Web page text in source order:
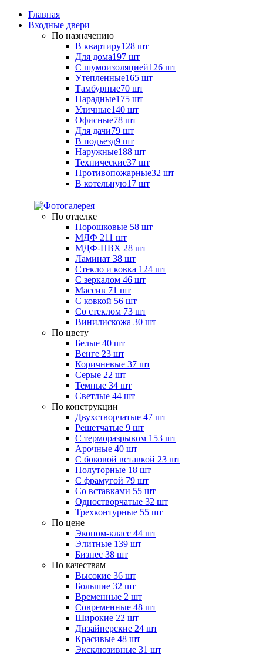
Главная
Входные двери
По назначению
В квартиру128 шт
Для дома197 шт
С шумоизоляцией126 шт
Утепленные165 шт
Тамбурные70 шт
Парадные175 шт
Уличные140 шт
Офисные78 шт
Для дачи79 шт
В подъезд9 шт
Наружные188 шт
Технические37 шт
Противопожарные32 шт
В котельную17 шт
По отделке
Порошковые 58 шт
МДФ 211 шт
МДФ-ПВХ 28 шт
Ламинат 38 шт
Стекло и ковка 124 шт
С зеркалом 46 шт
Массив 71 шт
С ковкой 56 шт
Со стеклом 73 шт
Винилискожа 30 шт
По цвету
Белые 40 шт
Венге 23 шт
Коричневые 37 шт
Серые 22 шт
Темные 34 шт
Светлые 44 шт
По конструкции
Двухстворчатые 47 шт
Решетчатые 9 шт
С терморазрывом 153 шт
Арочные 40 шт
С боковой вставкой 23 шт
Полуторные 18 шт
С фрамугой 79 шт
Cо вставками 55 шт
Одностворчатые 32 шт
Трехконтурные 55 шт
По цене
Эконом-класс 44 шт
Элитные 139 шт
Бизнес 38 шт
По качествам
Высокие 36 шт
Большие 32 шт
Временные 2 шт
Современные 48 шт
Широкие 22 шт
Дизайнерские 24 шт
Красивые 48 шт
Эксклюзивные 31 шт